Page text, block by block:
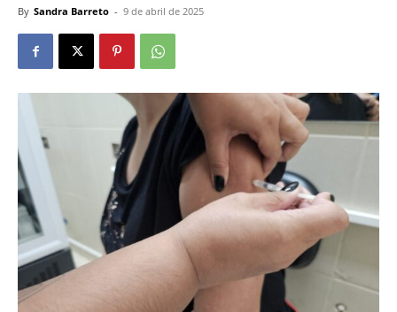
By Sandra Barreto - 9 de abril de 2025